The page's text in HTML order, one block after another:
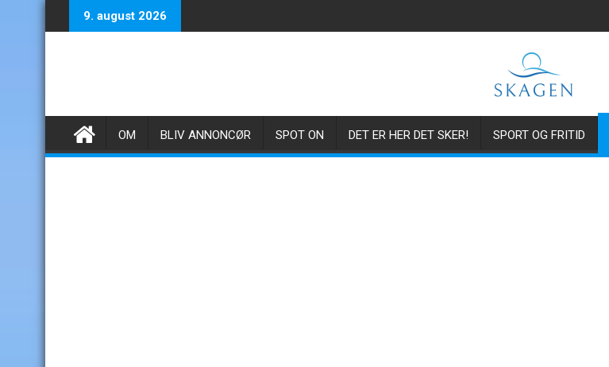
to
9. august 2026
OM BLIV ANNONCØR SPOT ON DET ER HER DET SKER! SPORT OG FRITID